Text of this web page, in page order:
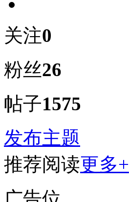
关注0
粉丝26
帖子1575
发布主题
推荐阅读更多+